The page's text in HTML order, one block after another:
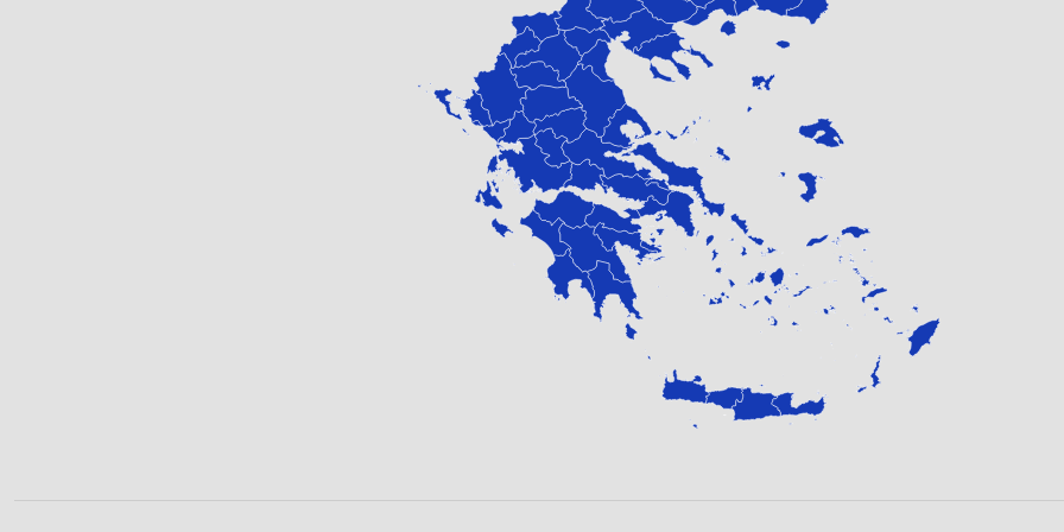
ναού κι έτσι το λείψανο του Αγίου μεταφέρεται στο ναό του Αγίου
Οι ιδιοκτήτες του σκηνώματος του Αγίου Σπυρίδωνα θα
οποίου θα πραγματοποιηθούν στα 1589 ενώ η ολοκλήρωσή του θα
βρίσκεται μέχρι σήμερα.
Το 1967 ο ιερός ναός του Αγίου Σπυρίδωνα της Κέρκυρας
με προεδρικό διάταγμα υπό την επωνυμία «Ιερό Προσκύνημα Αγίου
Η μνήμη του Αγίου Σπυρίδωνα εορτάζεται στις 12 Δεκεμβρίου.
σε τρία νησιά των Επτανήσων (Κέρκυρα, Κεφαλλονιά, Ζάκυνθος), όπου
προστάτες των νησιών, διατηρούν άφθαρτα τα σκηνώματά τους, ως
Ο άγιος και η πόλη
Η ιστορία της Κέρκυρας είναι βαθιά συνδεδεμένη με τον Άγιο